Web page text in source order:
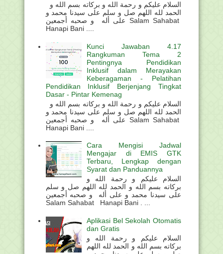
الحمد لله اللهم صل و سلم على سيدنا محمد و
على أله و صحبه أجمعين Salam Sahabat
Hanapi Bani ....
Kunci Jawaban 4.17
Rangkuman Tema 2
Pentingnya Pendidikan
Inklusif dalam Merayakan
Keberagaman - Pelatihan
Pendidikan Inklusif Berjenjang Tingkat
Dasar - Pintar Kemenag
الحمد لله اللهم صل و سلم على سيدنا محمد و
على أله و صحبه أجمعين Salam Sahabat
Hanapi Bani ....
Cara Mengisi Jadwal
Mengajar di EMIS GTK
Terbaru, Lengkap dengan
Syarat dan Panduannya
السلام عليكم و رحمة الله و
بركاته بسم الله و الحمد لله اللهم صل و سلم
على سيدنا محمد و على أله و صحبه أجمعين
Salam Sahabat Hanapi Bani . ...
Aplikasi Bel Sekolah Otomatis
dan Gratis
السلام عليكم و رحمة الله و
بركاته بسم الله و الحمد لله اللهم